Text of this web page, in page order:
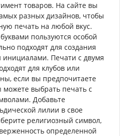
товаров. На сайте вы
разных дизайнов, чтобы
печать на любой вкус.
пользуются особой
подходят для создания
Печати с двумя
для клубов или
если вы предпочитаете
выбрать печать с
Добавьте
лилии в свое
религиозный символ,
определенной